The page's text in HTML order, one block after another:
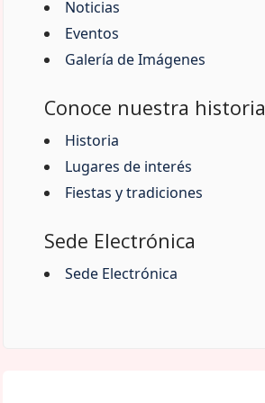
Noticias
Eventos
Galería de Imágenes
Conoce nuestra historia
Historia
Lugares de interés
Fiestas y tradiciones
Sede Electrónica
Sede Electrónica